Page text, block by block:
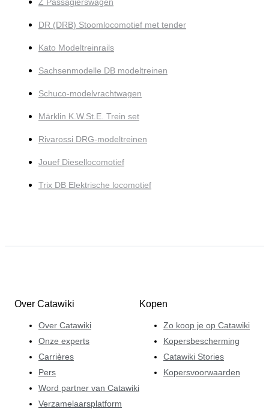
Z Passagierswagen
DR (DRB) Stoomlocomotief met tender
Kato Modeltreinrails
Sachsenmodelle DB modeltreinen
Schuco-modelvrachtwagen
Märklin K.W.St.E. Trein set
Rivarossi DRG-modeltreinen
Jouef Diesellocomotief
Trix DB Elektrische locomotief
Over Catawiki
Over Catawiki
Onze experts
Carrières
Pers
Word partner van Catawiki
Verzamelaarsplatform
Kopen
Zo koop je op Catawiki
Kopersbescherming
Catawiki Stories
Kopersvoorwaarden